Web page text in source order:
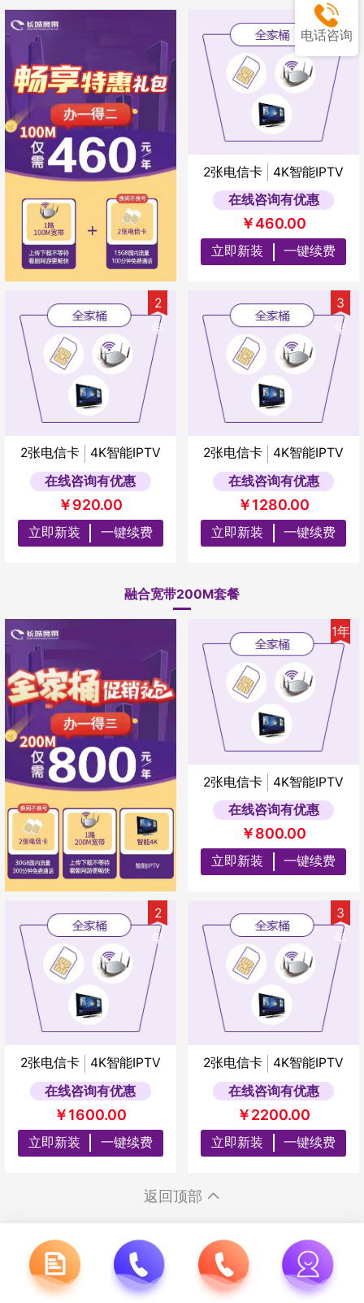
1年
2张电信卡
4K智能IPTV
在线咨询有优惠
￥460.00
立即新装 一键续费
2
年
2张电信卡
4K智能IPTV
在线咨询有优惠
￥920.00
立即新装 一键续费
3
年
2张电信卡
4K智能IPTV
在线咨询有优惠
￥1280.00
立即新装 一键续费
融合宽带200M套餐
1年
2张电信卡
4K智能IPTV
在线咨询有优惠
￥800.00
立即新装 一键续费
2
年
2张电信卡
4K智能IPTV
在线咨询有优惠
￥1600.00
立即新装 一键续费
3
年
2张电信卡
4K智能IPTV
在线咨询有优惠
￥2200.00
立即新装 一键续费
返回顶部
电话咨询